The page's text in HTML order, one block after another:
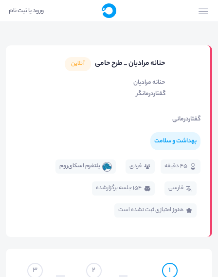
ورود یا ثبت نام
حنانه مرادیان _ طرح حامی آنلاین
حنانه مرادیان
گفتاردرمانگر
گفتاردرمانی
بهداشت و سلامت
45 دقیقه فردی پلتفرم اسکای‌روم
فارسی 154 جلسه برگزار‌شده
هنوز امتیازی ثبت نشده است
1
2
3